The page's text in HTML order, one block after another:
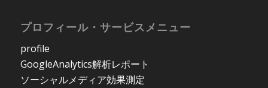
プロフィール・サービスメニュー
profile
GoogleAnalytics解析レポート
ソーシャルメディア効果測定